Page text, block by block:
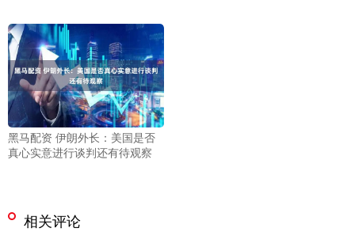
黑马配资 伊朗外长：美国是否
真心实意进行谈判还有待观察
相关评论